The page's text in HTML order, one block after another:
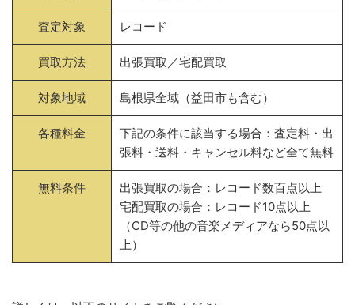
査定対象 レコード
買取方法 出張買取／宅配買取
対象地域 島根県全域（益田市も含む）
各種料金
下記の条件に該当する場合：査定料・出
張料・送料・キャンセル料など全て無料
無料条件
出張買取の場合：レコード数百点以上
宅配買取の場合：レコード10点以上
（CD等の他の音楽メディアなら50点以
上）